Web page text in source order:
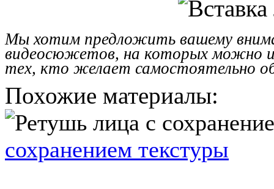
Мы хотим предложить вашему
видеосюжетов, на которых можно
тех, кто желает самостоятельно
Похожие материалы:
сохранением текстуры